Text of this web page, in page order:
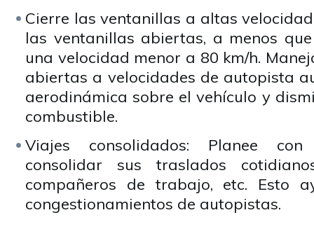
Cierre las ventanillas a altas
las ventanillas abiertas, a menos
una velocidad menor a 80 km/h.
abiertas a velocidades de autopista
aerodinámica sobre el vehículo y
combustible.
Viajes consolidados: Planee
consolidar sus traslados
compañeros de trabajo, etc. Esto
congestionamientos de autopistas.